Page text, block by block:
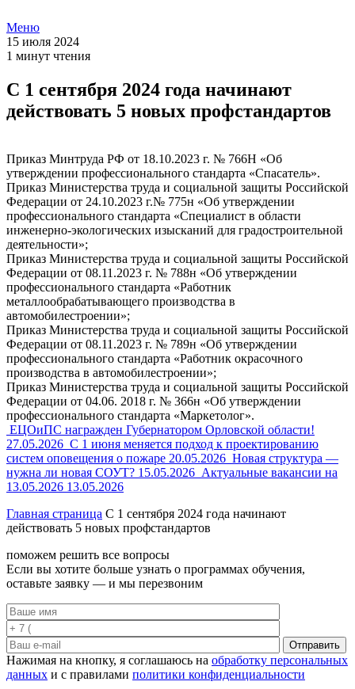
Меню
15 июля 2024
1 минут чтения
С 1 сентября 2024 года начинают
действовать 5 новых профстандартов
Приказ Минтруда РФ от 18.10.2023 г. № 766Н «Об
утверждении профессионального стандарта «Спасатель».
Приказ Министерства труда и социальной защиты Российской
Федерации от 24.10.2023 г.№ 775н «Об утверждении
профессионального стандарта «Специалист в области
инженерно-экологических изысканий для градостроительной
деятельности»;
Приказ Министерства труда и социальной защиты Российской
Федерации от 08.11.2023 г. № 788н «Об утверждении
профессионального стандарта «Работник
металлообрабатывающего производства в
автомобилестроении»;
Приказ Министерства труда и социальной защиты Российской
Федерации от 08.11.2023 г. № 789н «Об утверждении
профессионального стандарта «Работник окрасочного
производства в автомобилестроении»;
Приказ Министерства труда и социальной защиты Российской
Федерации от 04.06. 2018 г. № 366н «Об утверждении
профессионального стандарта «Маркетолог».
ЕЦОиПС награжден Губернатором Орловской области!
27.05.2026 С 1 июня меняется подход к проектированию
систем оповещения о пожаре 20.05.2026 Новая структура —
нужна ли новая СОУТ? 15.05.2026 Актуальные вакансии на
13.05.2026 13.05.2026
Главная страница С 1 сентября 2024 года начинают
действовать 5 новых профстандартов
поможем решить все вопросы
Если вы хотите больше узнать о программах обучения,
оставьте заявку — и мы перезвоним
Отправить
Нажимая на кнопку, я соглашаюсь на обработку персональных
данных и с правилами политики конфиденциальности